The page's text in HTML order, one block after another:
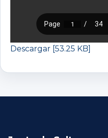
Descargar [53.25 KB]